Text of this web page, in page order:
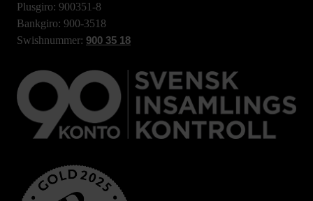
Plusgiro: 900351-8
Bankgiro: 900-3518
Swishnummer: 900 35 18